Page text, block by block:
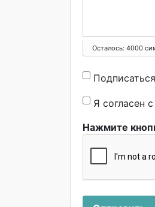
Осталось: 4000
Я согласен
Нажмите